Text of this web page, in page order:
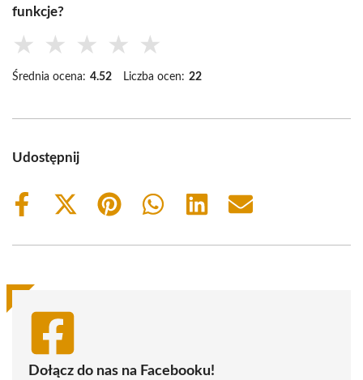
funkcje?
★ ★ ★ ★ ★
Średnia ocena: 4.52 Liczba ocen: 22
Udostępnij
Share
Share
(Twitter)
Share
Share
Share
Share
Dołącz do nas na Facebooku!